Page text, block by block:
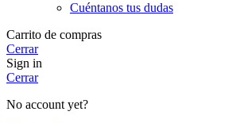
Cuéntanos tus dudas
Carrito de compras
Cerrar
Sign in
Cerrar
No account yet?